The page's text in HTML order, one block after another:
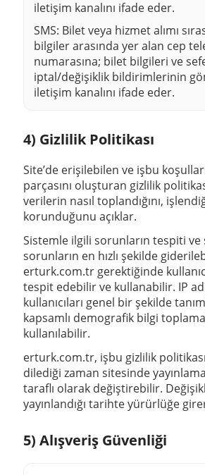
iletişim kanalını ifade eder.
SMS: Bilet veya hizmet alımı
bilgiler arasında yer alan cep
numarasına; bilet bilgileri ve
iptal/değişiklik bildirimlerinin
iletişim kanalını ifade eder.
4) Gizlilik Politikası
Site’de erişilebilen ve işbu
parçasını oluşturan gizlilik
verilerin nasıl toplandığını,
korunduğunu açıklar.
Sistemle ilgili sorunların tespiti ve
sorunların en hızlı şekilde
erturk.com.tr gerektiğinde
tespit edebilir ve kullanabilir. IP
kullanıcıları genel bir şekilde
kapsamlı demografik bilgi
kullanılabilir.
erturk.com.tr, işbu gizlilik
dilediği zaman sitesinde
taraflı olarak değiştirebilir.
yayınlandığı tarihte yürürlüğe
5) Alışveriş Güvenliği